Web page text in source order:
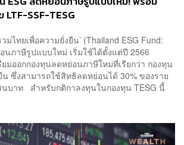
LTF-SSF-TESG
มไทยเพื่อความยั่งยืน’ (Thailand ESG Fund:
นภาษีรูปแบบใหม่ เริ่มใช้ได้ตั้งแต่ปี 2566
ยมออกกองทุนลดหย่อนภาษีใหม่ที่เรียกว่า กองทุน
น ซึ่งสามารถใช้สิทธิลดหย่อนได้ 30% ของราย
นบาท สำหรับกติกาลงทุนในกองทุน TESG นี้